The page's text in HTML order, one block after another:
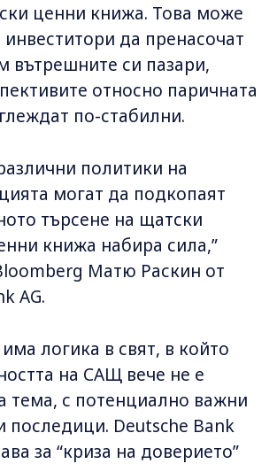
ценни книжа. Това може
да пренасочат
вътрешните си пазари,
относно паричната
по-стабилни.
политики на
могат да подкопаят
търсене на щатски
книжа набира сила,”
Матю Раскин от
AG.
логика в свят, в който
на САЩ вече не е
с потенциално важни
последици. Deutsche Bank
за “криза на доверието”